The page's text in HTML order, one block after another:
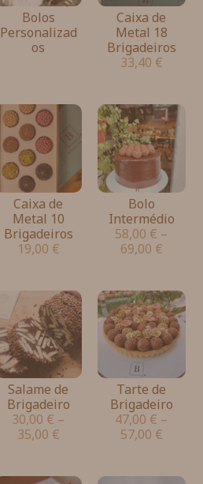
Bolos
Personalizad
os
Caixa de
Metal 18
Brigadeiros
33,40 €
Caixa de
Metal 10
Brigadeiros
19,00 €
Bolo
Intermédio
58,00 € –
69,00 €
Salame de
Brigadeiro
30,00 € –
35,00 €
Tarte de
Brigadeiro
47,00 € –
57,00 €